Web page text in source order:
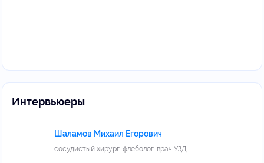
Интервьюеры
Шаламов Михаил Егорович
сосудистый хирург, флеболог, врач УЗД